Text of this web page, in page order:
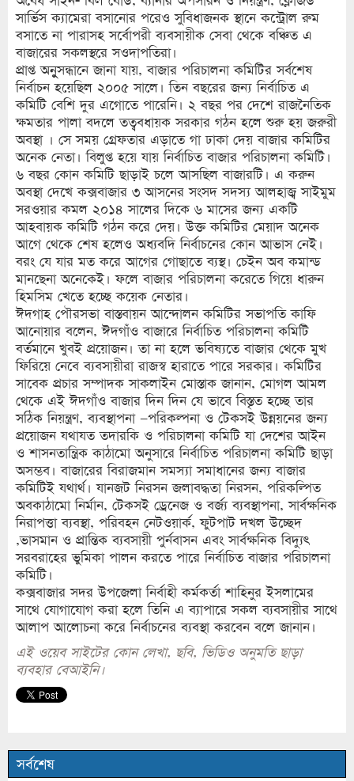
সার্ভিস ক্যামেরা বসানোর পরেও সুবিধাজনক স্থানে কন্ট্রোল রুম
বসাতে না পারাসহ সর্বোপরী ব্যবসায়ীক সেবা থেকে বঞ্চিত এ
বাজারের সকলস্থরে সওদাপতিরা।
প্রাপ্ত অনুুসন্ধানে জানা যায়, বাজার পরিচালনা কমিটির সর্বশেষ
নির্বাচন হয়েছিল ২০০৫ সালে। তিন বছরের জন্য নির্বাচিত এ
কমিটি বেশি দুর এগোতে পারেনি। ২ বছর পর দেশে রাজনৈতিক
ক্ষমতার পালা বদলে তত্ববধায়ক সরকার গঠন হলে শুরু হয় জরুরী
অবস্থা । সে সময় গ্রেফতার এড়াতে গা ঢাকা দেয় বাজার কমিটির
অনেক নেতা। বিলুপ্ত হয়ে যায় নির্বাচিত বাজার পরিচালনা কমিটি।
৬ বছর কোন কমিটি ছাড়াই চলে আসছিল বাজারটি। এ করুন
অবস্থা দেখে কক্সবাজার ৩ আসনের সংসদ সদস্য আলহাজ্ব সাইমুম
সরওয়ার কমল ২০১৪ সালের দিকে ৬ মাসের জন্য একটি
আহবায়ক কমিটি গঠন করে দেয়। উক্ত কমিটির মেয়াদ অনেক
আগে থেকে শেষ হলেও অধ্যবদি নির্বাচনের কোন আভাস নেই।
বরং যে যার মত করে আগের গোছাতে ব্যস্থ। চেইন অব কমান্ড
মানছেনা অনেকেই। ফলে বাজার পরিচালনা করেতে গিয়ে ধারুন
হিমসিম খেতে হচ্ছে কয়েক নেতার।
ঈদগাহ পৌরসভা বাস্তবায়ন আন্দোলন কমিটির সভাপতি কাফি
আনোয়ার বলেন, ঈদগাঁও বাজারে নির্বাচিত পরিচালনা কমিটি
বর্তমানে খুবই প্রয়োজন। তা না হলে ভবিষ্যতে বাজার থেকে মুখ
ফিরিয়ে নেবে ব্যবসায়ীরা রাজস্ব হারাতে পারে সরকার। কমিটির
সাবেক প্রচার সম্পাদক সাকলাইন মোস্তাক জানান, মোগল আমল
থেকে এই ঈদগাঁও বাজার দিন দিন যে ভাবে বিস্তৃত হচ্ছে তার
সঠিক নিয়ন্ত্রণ, ব্যবস্থাপনা –পরিকল্পনা ও টেকসই উন্নয়নের জন্য
প্রয়োজন যথাযত তদারকি ও পরিচালনা কমিটি যা দেশের আইন
ও শাসনতান্ত্রিক কাঠামো অনুসারে নির্বাচিত পরিচালনা কমিটি ছাড়া
অসম্ভব। বাজারের বিরাজমান সমস্যা সমাধানের জন্য বাজার
কমিটিই যথার্থ। যানজট নিরসন জলাবদ্ধতা নিরসন, পরিকল্পিত
অবকাঠামো নির্মান, টেকসই ড্রেনেজ ও বর্জ্য ব্যবস্থাপনা, সার্বক্ষনিক
নিরাপত্তা ব্যবস্থা, পরিবহন নেটওয়ার্ক, ফুটপাট দখল উচ্ছেদ
,ভাসমান ও প্রান্তিক ব্যবসায়ী পুর্নবাসন এবং সার্বক্ষনিক বিদ্যুৎ
সরবরাহের ভুমিকা পালন করতে পারে নির্বাচিত বাজার পরিচালনা
কমিটি।
কক্সবাজার সদর উপজেলা নির্বাহী কর্মকর্তা শাহিনুর ইসলামের
সাথে যোগাযোগ করা হলে তিনি এ ব্যাপারে সকল ব্যবসায়ীর সাথে
আলাপ আলোচনা করে নির্বাচনের ব্যবস্থা করবেন বলে জানান।
এই ওয়েব সাইটের কোন লেখা, ছবি, ভিডিও অনুমতি ছাড়া
ব্যবহার বেআইনি।
সর্বশেষ